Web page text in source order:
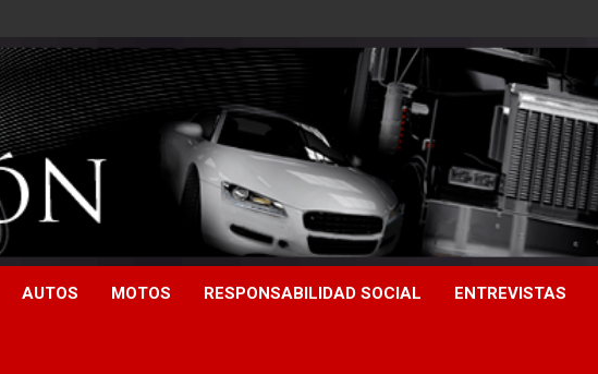
AUTOS MOTOS RESPONSABILIDAD SOCIAL ENTREVISTAS